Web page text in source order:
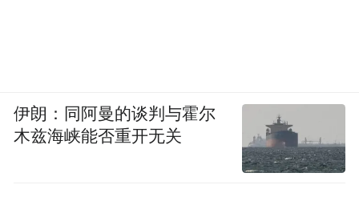
伊朗：同阿曼的谈判与霍尔
木兹海峡能否重开无关